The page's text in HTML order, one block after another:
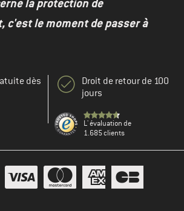
la protection de
c'est le moment de passer à
dès
Droit de retour de 100
jours
L' évaluation de
1.685 clients